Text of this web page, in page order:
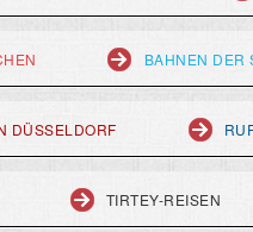
BAHNEN DER
DÜSSELDORF
TIRTEY-REISEN